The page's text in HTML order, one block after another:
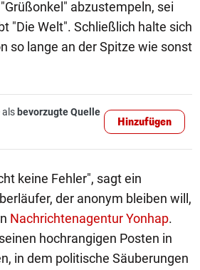
abzustempeln, sei
"Die Welt". Schließlich halte sich
so lange an der Spitze wie sonst
als bevorzugte Quelle
Hinzufügen
keine Fehler", sagt ein
der anonym bleiben will,
Nachrichtenagentur Yonhap.
hochrangigen Posten in
in dem politische Säuberungen